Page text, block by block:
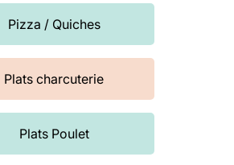
Pizza / Quiches
Plats charcuterie
Plats Poulet